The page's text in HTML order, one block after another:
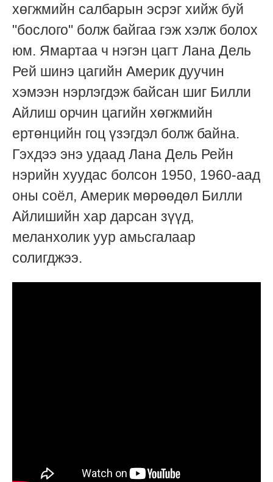
хөгжмийн салбарын эсрэг хийж буй
"бослого" болж байгаа гэж хэлж болох
юм. Ямартаа ч нэгэн цагт Лана Дель
Рей шинэ цагийн Америк дуучин
хэмээн нэрлэгдэж байсан шиг Билли
Айлиш орчин цагийн хөгжмийн
ертөнцийн гоц үзэгдэл болж байна.
Гэхдээ энэ удаад Лана Дель Рейн
нэрийн хуудас болсон 1950, 1960-аад
оны соёл, Америк мөрөөдөл Билли
Айлишийн хар дарсан зүүд,
меланхолик уур амьсгалаар
солигджээ.